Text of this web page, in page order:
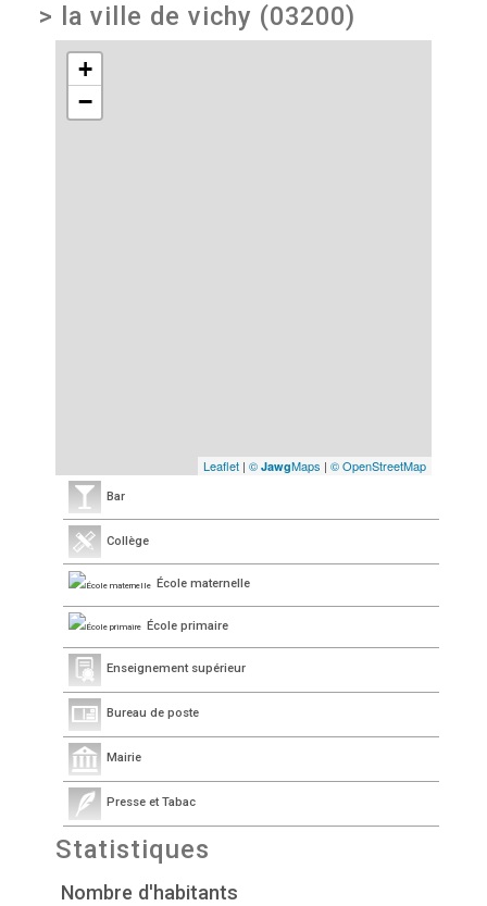
> la ville de vichy (03200)
+
−
Leaflet | © JawgMaps | © OpenStreetMap
Bar
Collège
École maternelle
École primaire
Enseignement supérieur
Bureau de poste
Mairie
Presse et Tabac
Statistiques
Nombre d'habitants